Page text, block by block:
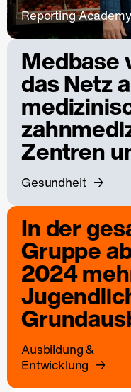
Reporting Academy
Medbase
das Netz
Zentren
Gesundheit
In der
Gruppe
2024
Ausbildung &
Entwicklung